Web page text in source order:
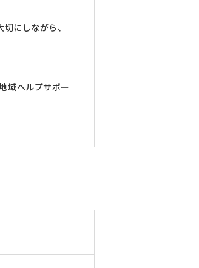
にしながら、
域ヘルプサポー